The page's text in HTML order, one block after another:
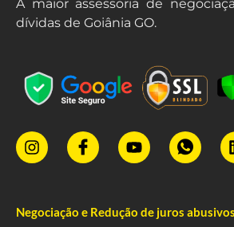
A maior assessoria de
dívidas de Goiânia GO.
Negociação e Redução de juros abusivos